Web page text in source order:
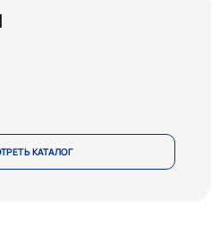
КАТАЛОГ